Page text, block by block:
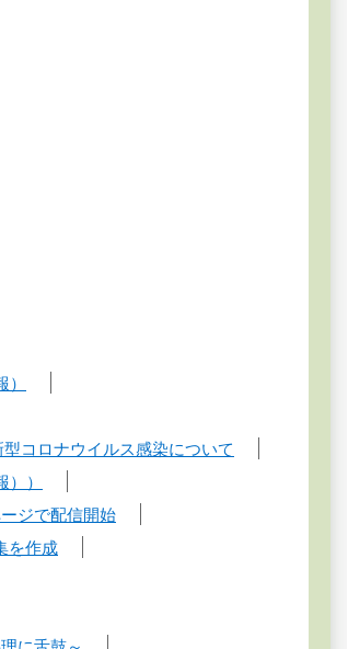
コロナウイルス感染について
）
ジで配信開始
を作成